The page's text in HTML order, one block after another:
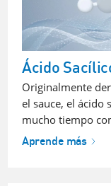
Ácido
Originalmente
el sauce, el ácido
mucho tiempo
Aprende más